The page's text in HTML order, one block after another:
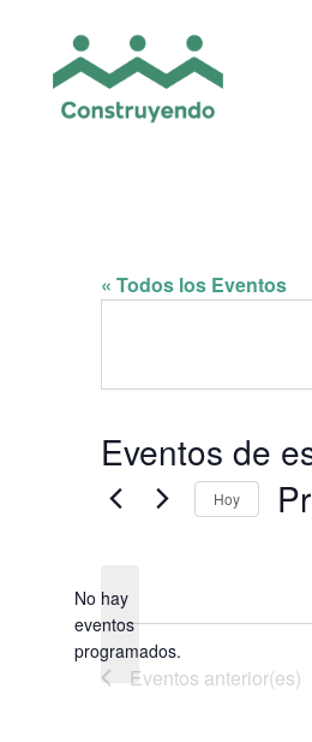
« Todos los Eventos
Eventos de
Aviso
No hay
eventos
programados.
Hoy
Eventos anterior(es)